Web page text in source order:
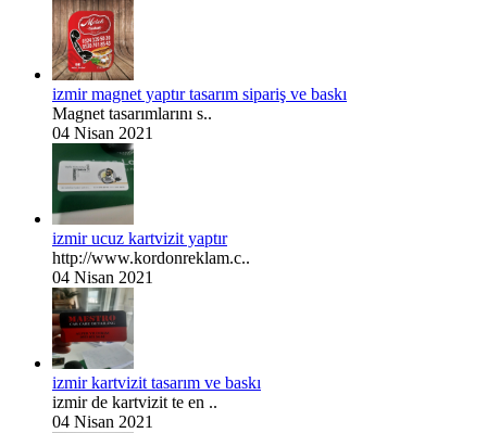
izmir magnet yaptır tasarım sipariş ve baskı
Magnet tasarımlarını s..
04 Nisan 2021
izmir ucuz kartvizit yaptır
http://www.kordonreklam.c..
04 Nisan 2021
izmir kartvizit tasarım ve baskı
izmir de kartvizit te en ..
04 Nisan 2021